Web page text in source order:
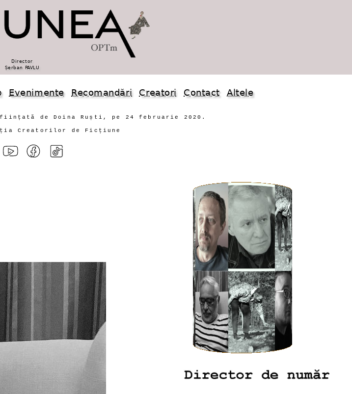
Director
Șerban PAVLU
Evenimente Recomandări Creatori Contact Altele
de Doina Ruști, pe 24 februarie 2020.
Creatorilor de Ficțiune